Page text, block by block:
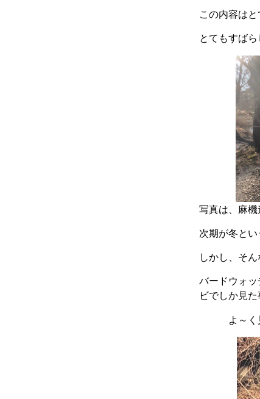
この内容は
とてもすば
写真は、麻機
次期が冬と
しかし、そ
バードウォ
ビでしか見
よ～